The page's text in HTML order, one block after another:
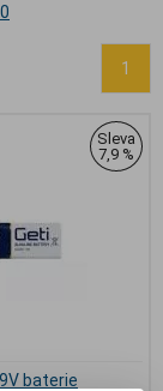
1
Sleva
7,9 %
baterie